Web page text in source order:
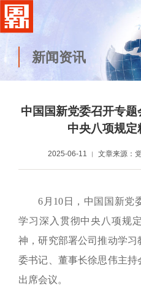
新闻资讯
中国国新党委召开专
中央八项规
2025-06-11 文章来源：
6月10日，中国国新党
学习深入贯彻中央八项规
神，研究部署公司推动学
委书记、董事长徐思伟主
出席会议。